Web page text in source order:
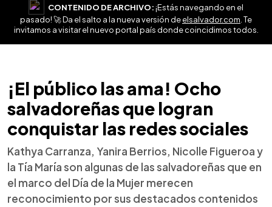
CONTENIDO DE ARCHIVO:¡Estás navegando en el
pasado! 🚀 Da el salto a la nueva versión deelsalvador.com . Te
invitamos a visitar el nuevo portal país donde coincidimos todos.
¡El público las ama! Ocho
salvadoreñas que logran
conquistar las redes sociales
Kathya Carranza, Yanira Berrios, Nicolle Figueroa y
la Tía María son algunas de las salvadoreñas que en
el marco del Día de la Mujer merecen
reconocimiento por sus destacados contenidos